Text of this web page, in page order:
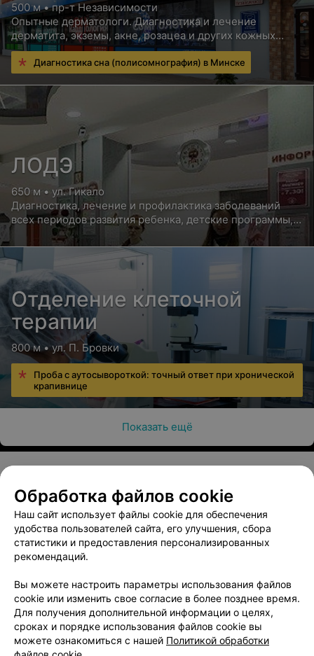
500 м • пр-т Независимости
Опытные дерматологи. Диагностика и лечение
дерматита, экземы, акне, розацеа и других кожных
заболеваний
Диагностика сна (полисомнография) в Минске
ЛОДЭ
650 м • ул. Гикало
Диагностика, лечение и профилактика заболеваний
всех периодов развития ребенка, детские программы,
мед. осмотры
Отделение клеточной
терапии
800 м • ул. П. Бровки
Проба с аутосывороткой: точный ответ при хронической
крапивнице
Показать ещё
О проекте Новости проекта
Размещение рекламы
Медицинский маркетинг
Публичный договор
Пользовательское соглашение
Способы оплаты
Написать в поддержку
Персональные настройки cookie
Обработка персональных данных
Обработка файлов cookie
Наш сайт использует файлы cookie для обеспечения
удобства пользователей сайта, его улучшения, сбора
статистики и предоставления персонализированных
рекомендаций.
Вы можете настроить параметры использования файлов
cookie или изменить свое согласие в более позднее время.
Для получения дополнительной информации о целях,
сроках и порядке использования файлов cookie вы
можете ознакомиться с нашей Политикой обработки